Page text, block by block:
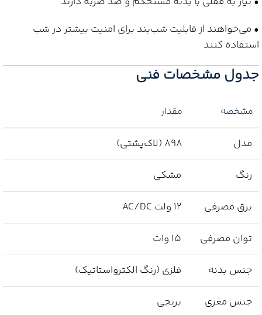
• می‌خواهند از قابلیت شب‌بند برای امنیت بیشتر در شب
استفاده کنند
جدول مشخصات فنی
مشخصه مقدار
مدل 898 (لاک‌پشتی)
رنگ مشکی
برق مصرفی 12 ولت AC/DC
توان مصرفی 15 وات
جنس بدنه فلزی (رنگ الکترواستاتیک)
جنس مغزی برنجی